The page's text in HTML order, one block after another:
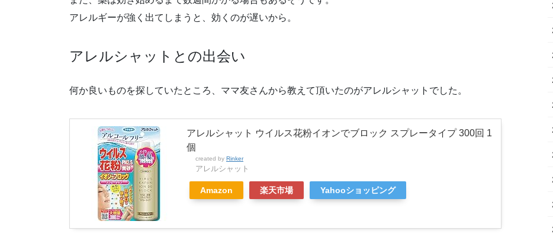
アレルギーが強く出てしまうと、効くのが遅いから。
アレルシャットとの出会い
何か良いものを探していたところ、ママ友さんから教えて頂いたのがアレルシャットでした。
アレルシャット ウイルス花粉イオンでブロック スプレータイプ 300回 1
個
created by Rinker
アレルシャット
Amazon 楽天市場 Yahooショッピング